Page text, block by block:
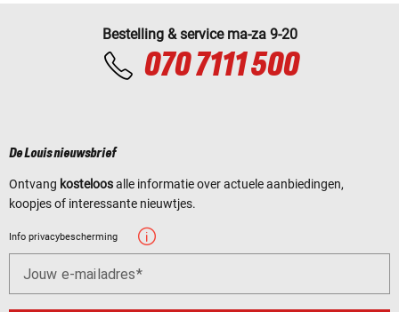
Bestelling & service ma-za 9-20
070 7111 500
De Louis nieuwsbrief
Ontvang kosteloosalle informatie over actuele aanbiedingen,
koopjes of interessante nieuwtjes.
Info privacybescherming
Jouw e-mailadres